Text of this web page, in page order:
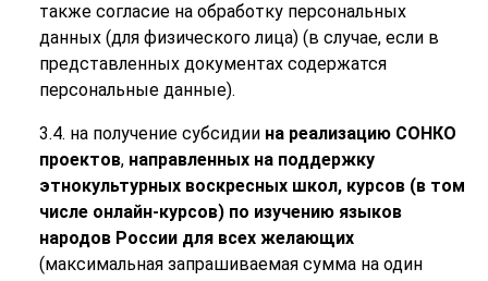
также согласие на обработку персональных
данных (для физического лица) (в случае, если в
представленных документах содержатся
персональные данные).
3.4. на получение субсидии на реализацию СОНКО
проектов, направленных на поддержку
этнокультурных воскресных школ, курсов (в том
числе онлайн-курсов) по изучению языков
народов России для всех желающих
(максимальная запрашиваемая сумма на один